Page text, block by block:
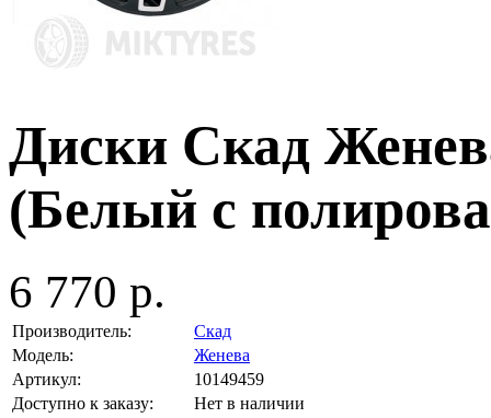
Диски Скад
(Белый с
6 770 р.
Производитель:
Скад
Модель:
Женева
Артикул:
10149459
Доступно к заказу:
Нет в наличии